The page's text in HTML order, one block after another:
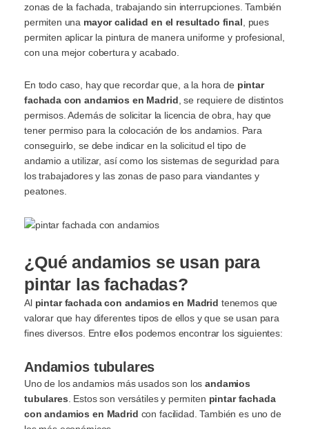
zonas de la fachada, trabajando sin interrupciones. También
permiten una mayor calidad en el resultado final, pues
permiten aplicar la pintura de manera uniforme y profesional,
con una mejor cobertura y acabado.
En todo caso, hay que recordar que, a la hora de pintar
fachada con andamios en Madrid , se requiere de distintos
permisos. Además de solicitar la licencia de obra, hay que
tener permiso para la colocación de los andamios. Para
conseguirlo, se debe indicar en la solicitud el tipo de
andamio a utilizar, así como los sistemas de seguridad para
los trabajadores y las zonas de paso para viandantes y
peatones.
¿Qué andamios se usan para
pintar las fachadas?
Al pintar fachada con andamios en Madrid tenemos que
valorar que hay diferentes tipos de ellos y que se usan para
fines diversos. Entre ellos podemos encontrar los siguientes:
Andamios tubulares
Uno de los andamios más usados son losandamios
tubulares . Estos son versátiles y permiten pintar fachada
con andamios en Madrid con facilidad. También es uno de